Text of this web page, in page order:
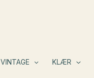
VINTAGE KLÆR